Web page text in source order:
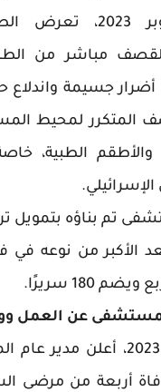
في 30 أكتوبر
مباشر من
جسيمة واندلاع
المتكرر لمحيط
والأطقم الطبية،
يُعد الأكبر من
عن العمل
في 2 نوفمبر 2023، أعلن
أربعة من مرضى